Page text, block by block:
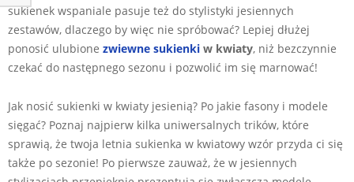
sukienek wspaniale pasuje też do stylistyki jesiennych
zestawów, dlaczego by więc nie spróbować? Lepiej dłużej
ponosić ulubione zwiewne sukienki w kwiaty, niż bezczynnie
czekać do następnego sezonu i pozwolić im się marnować!
Jak nosić sukienki w kwiaty jesienią? Po jakie fasony i modele
sięgać? Poznaj najpierw kilka uniwersalnych trików, które
sprawią, że twoja letnia sukienka w kwiatowy wzór przyda ci się
także po sezonie! Po pierwsze zauważ, że w jesiennych